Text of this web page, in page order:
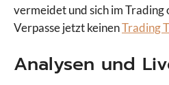
vermeidet und sich im
Verpasse jetzt keinenTrading
Analysen und